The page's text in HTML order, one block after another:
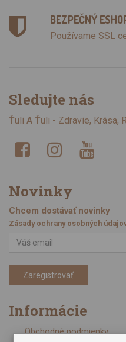
BEZPEČNÝ
Používame SSL
Sledujte nás
Ťuli A Ťuli - Zdravie, Krása,
Novinky
Chcem dostávať novinky
Zásady ochrany osobných
Zaregistrovať
Informácie
Obchodné podmienky